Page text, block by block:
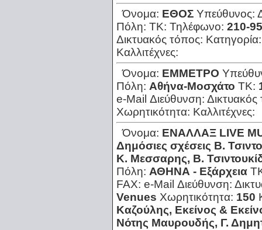
Όνομα: ΕΘΟΣ Υπεύθυνος:
Πόλη: ΤΚ: Τηλέφωνο: 210-
Δικτυακός τόπος:
Καλλιτέχνες:
Όνομα: ΕΜΜΕΤΡΟ
Πόλη: Αθήνα-Μοσχάτο ΤΚ:
e-Mail Διεύθυνση:
Χωρητικότητα: Καλλιτέχνες:
Όνομα: ΕΝΑΛΛΑΞ LΙVΕ
Δημόσιες σχέσεις Β.
Κ. Μεσσαρης, Β.
Πόλη: ΑΘΗΝΑ - Εξάρχεια
FAX: e-Mail Διεύθυνση:
Venues Χωρητικότητα: 150
Καζούλης, Εκείνος &
Νότης Μαυρουδής, Γ.